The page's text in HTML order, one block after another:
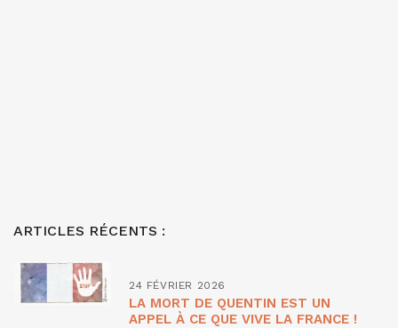
ARTICLES RÉCENTS :
24 FÉVRIER 2026
LA MORT DE QUENTIN EST UN
APPEL À CE QUE VIVE LA FRANCE !